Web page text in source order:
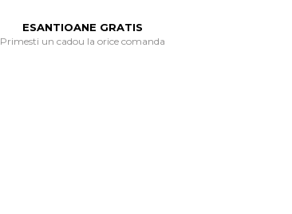
ESANTIOANE GRATIS
Primesti un cadou la orice comanda